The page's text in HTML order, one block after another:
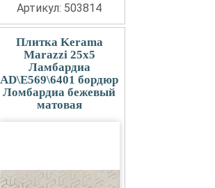
Артикул: 503814
Плитка Kerama
Marazzi 25x5
Ламбардиа
AD\E569\6401 бордюр
Ломбардиа бежевый
матовая